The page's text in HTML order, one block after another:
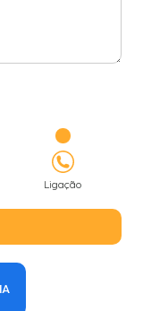
Ligação